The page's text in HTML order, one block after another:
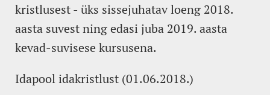
kristlusest - üks sissejuhatav loeng 2018.
aasta suvest ning edasi juba 2019. aasta
kevad-suvisese kursusena.
Idapool idakristlust (01.06.2018.)